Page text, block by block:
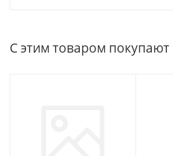
С этим товаром покупают